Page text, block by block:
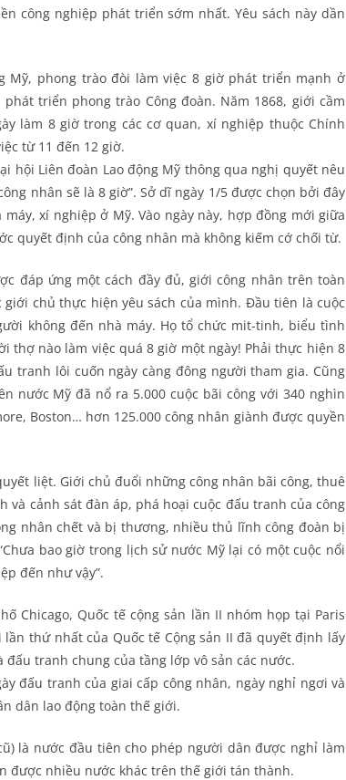
công nghiệp phát triển sớm nhất. Yêu sách này dần
Mỹ, phong trào đòi làm việc 8 giờ phát triển mạnh ở
triển phong trào Công đoàn. Năm 1868, giới cầm
làm 8 giờ trong các cơ quan, xí nghiệp thuộc Chính
từ 11 đến 12 giờ.
hội Liên đoàn Lao động Mỹ thông qua nghị quyết nêu
nhân sẽ là 8 giờ”. Sở dĩ ngày 1/5 được chọn bởi đây
xí nghiệp ở Mỹ. Vào ngày này, hợp đồng mới giữa
quyết định của công nhân mà không kiếm cớ chối từ.
đáp ứng một cách đầy đủ, giới công nhân trên toàn
chủ thực hiện yêu sách của mình. Đầu tiên là cuộc
không đến nhà máy. Họ tổ chức mit-tinh, biểu tình
thợ nào làm việc quá 8 giờ một ngày! Phải thực hiện 8
tranh lôi cuốn ngày càng đông người tham gia. Cũng
nước Mỹ đã nổ ra 5.000 cuộc bãi công với 340 nghìn
Boston… hơn 125.000 công nhân giành được quyền
liệt. Giới chủ đuổi những công nhân bãi công, thuê
cảnh sát đàn áp, phá hoại cuộc đấu tranh của công
nhân chết và bị thương, nhiều thủ lĩnh công đoàn bị
bao giờ trong lịch sử nước Mỹ lại có một cuộc nổi
đến như vậy”.
Chicago, Quốc tế cộng sản lần II nhóm họp tại Paris
thứ nhất của Quốc tế Cộng sản II đã quyết định lấy
tranh chung của tầng lớp vô sản các nước.
đấu tranh của giai cấp công nhân, ngày nghỉ ngơi và
dân lao động toàn thế giới.
là nước đầu tiên cho phép người dân được nghỉ làm
được nhiều nước khác trên thế giới tán thành.